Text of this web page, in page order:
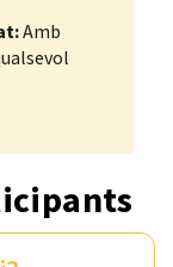
Amb